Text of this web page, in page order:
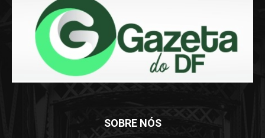
SOBRE NÓS